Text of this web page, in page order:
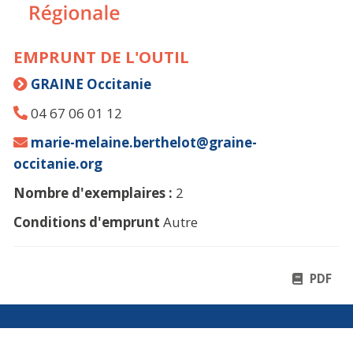
EMPRUNT DE L'OUTIL
GRAINE Occitanie
04 67 06 01 12
marie-melaine.berthelot@graine-
occitanie.org
Nombre d'exemplaires : 2
Conditions d'emprunt Autre
PDF